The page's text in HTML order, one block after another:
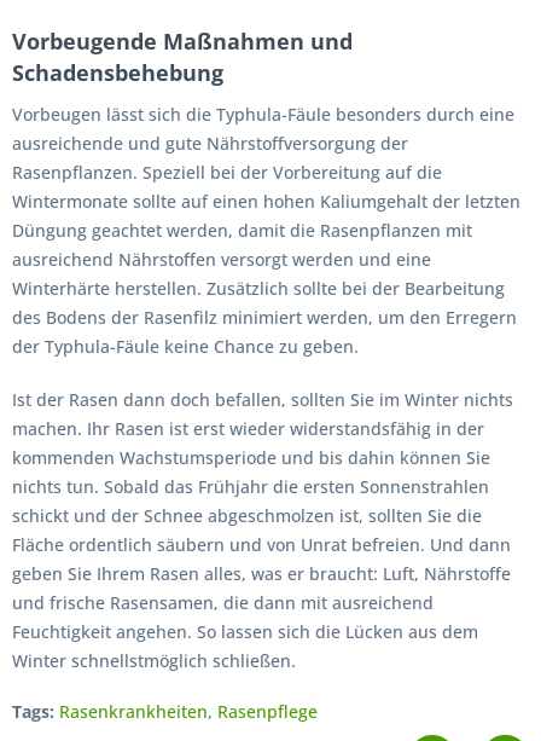
Vorbeugende Maßnahmen und
Schadensbehebung
Vorbeugen lässt sich die Typhula-Fäule besonders durch eine
ausreichende und gute Nährstoffversorgung der
Rasenpflanzen. Speziell bei der Vorbereitung auf die
Wintermonate sollte auf einen hohen Kaliumgehalt der letzten
Düngung geachtet werden, damit die Rasenpflanzen mit
ausreichend Nährstoffen versorgt werden und eine
Winterhärte herstellen. Zusätzlich sollte bei der Bearbeitung
des Bodens der Rasenfilz minimiert werden, um den Erregern
der Typhula-Fäule keine Chance zu geben.
Ist der Rasen dann doch befallen, sollten Sie im Winter nichts
machen. Ihr Rasen ist erst wieder widerstandsfähig in der
kommenden Wachstumsperiode und bis dahin können Sie
nichts tun. Sobald das Frühjahr die ersten Sonnenstrahlen
schickt und der Schnee abgeschmolzen ist, sollten Sie die
Fläche ordentlich säubern und von Unrat befreien. Und dann
geben Sie Ihrem Rasen alles, was er braucht: Luft, Nährstoffe
und frische Rasensamen, die dann mit ausreichend
Feuchtigkeit angehen. So lassen sich die Lücken aus dem
Winter schnellstmöglich schließen.
Tags: Rasenkrankheiten, Rasenpflege